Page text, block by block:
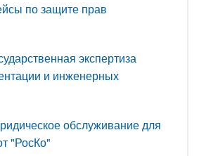
по защите прав
экспертиза
и инженерных
обслуживание для
"РосКо"